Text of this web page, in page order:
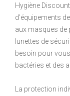
Hygiène
d’équipements
aux masques de
lunettes de
besoin pour
bactéries et des
La protection